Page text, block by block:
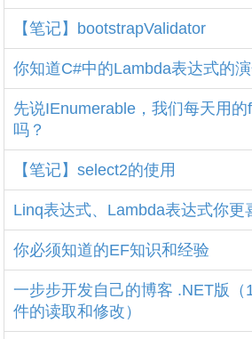
【笔记】bootstrapValidator
你知道C#中的Lambda表达式的
先说IEnumerable，我们每天用
吗？
【笔记】select2的使用
Linq表达式、Lambda表达式你更
你必须知道的EF知识和经验
一步步开发自己的博客 .NET版（
件的读取和修改）